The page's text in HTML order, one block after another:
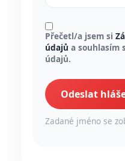
Přečetl/a jsem si
údajů a souhlasím
údajů.
Odeslat
Zadané jméno se